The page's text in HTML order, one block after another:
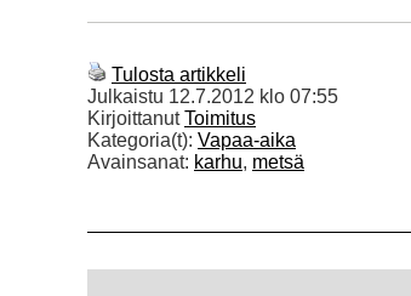
Tulosta artikkeli
Julkaistu 12.7.2012 klo 07:55
KirjoittanutToimitus
Kategoria(t): Vapaa-aika
Avainsanat: karhu, metsä